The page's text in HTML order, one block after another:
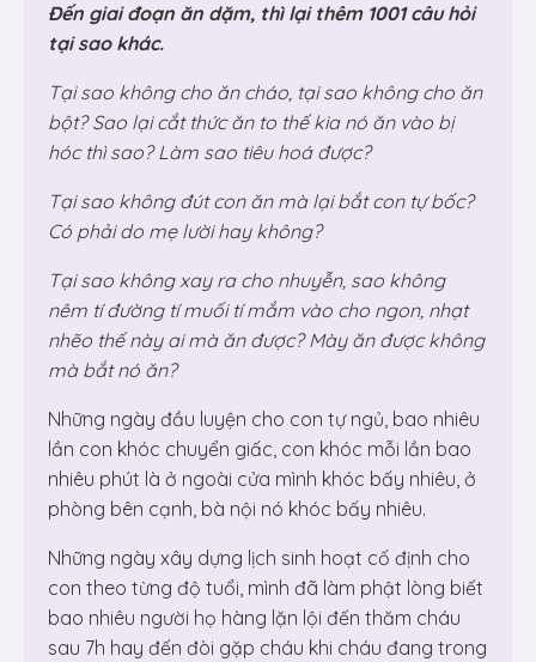
Đến giai đoạn ăn dặm, thì lại thêm 1001 câu hỏi
tại sao khác.
Tại sao không cho ăn cháo, tại sao không cho ăn
bột? Sao lại cắt thức ăn to thế kia nó ăn vào bị
hóc thì sao? Làm sao tiêu hoá được?
Tại sao không đút con ăn mà lại bắt con tự bốc?
Có phải do mẹ lười hay không?
Tại sao không xay ra cho nhuyễn, sao không
nêm tí đường tí muối tí mắm vào cho ngon, nhạt
nhẽo thế này ai mà ăn được? Mày ăn được không
mà bắt nó ăn?
Những ngày đầu luyện cho con tự ngủ, bao nhiêu
lần con khóc chuyển giấc, con khóc mỗi lần bao
nhiêu phút là ở ngoài cửa mình khóc bấy nhiêu, ở
phòng bên cạnh, bà nội nó khóc bấy nhiêu.
Những ngày xây dựng lịch sinh hoạt cố định cho
con theo từng độ tuổi, mình đã làm phật lòng biết
bao nhiêu người họ hàng lặn lội đến thăm cháu
sau 7h hay đến đòi gặp cháu khi cháu đang trong